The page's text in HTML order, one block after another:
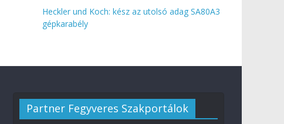
Heckler und Koch: kész az utolsó adag SA80A3
gépkarabély
Partner Fegyveres Szakportálok